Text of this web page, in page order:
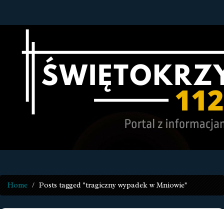
Home Posts tagged "tragiczny wypadek w Mniowie"